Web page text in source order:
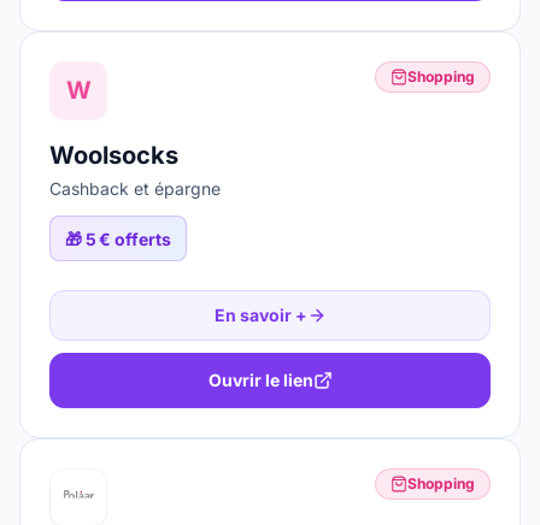
W Shopping
Woolsocks
Cashback et épargne
🎁5 € offerts
En savoir +
Ouvrir le lien
Shopping